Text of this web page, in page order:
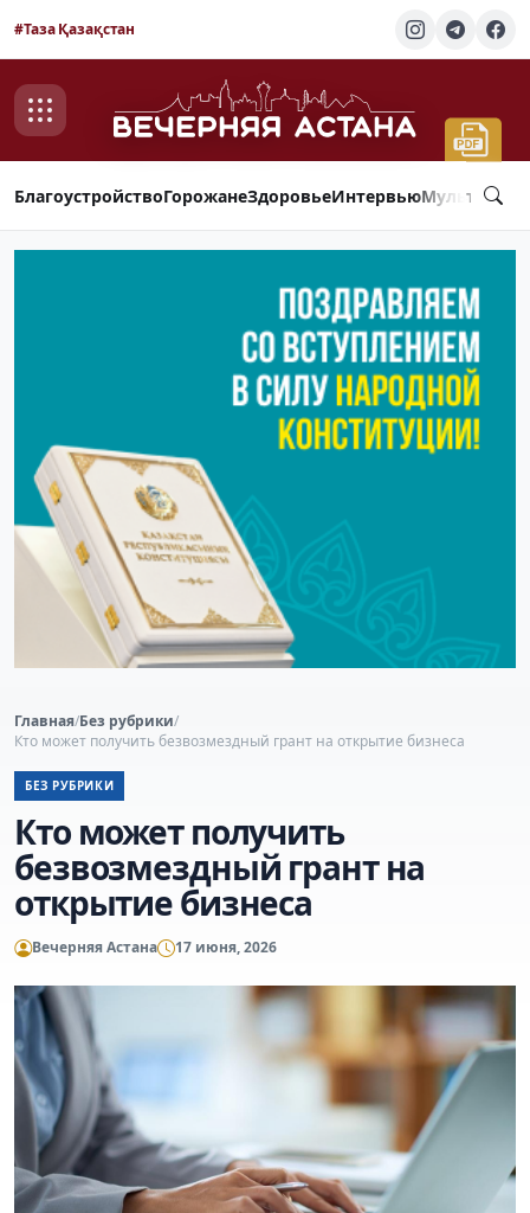
#Таза Қазақстан
БлагоустройствоГорожанеЗдоровьеИнтервью
Главная/Без рубрики/
Кто может получить безвозмездный грант на открытие бизнеса
БЕЗ РУБРИКИ
Кто может получить
безвозмездный грант на
открытие бизнеса
Вечерняя Астана 17 июня, 2026